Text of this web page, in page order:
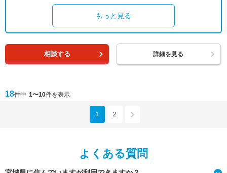
もっと見る
相談する 詳細を見る
18件中 1〜10件を表示
1 2
よくある質問